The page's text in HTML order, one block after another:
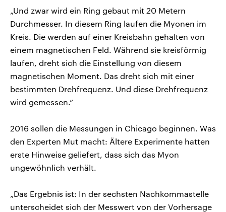
„Und zwar wird ein Ring gebaut mit 20 Metern
Durchmesser. In diesem Ring laufen die Myonen im
Kreis. Die werden auf einer Kreisbahn gehalten von
einem magnetischen Feld. Während sie kreisförmig
laufen, dreht sich die Einstellung von diesem
magnetischen Moment. Das dreht sich mit einer
bestimmten Drehfrequenz. Und diese Drehfrequenz
wird gemessen.“
2016 sollen die Messungen in Chicago beginnen. Was
den Experten Mut macht: Ältere Experimente hatten
erste Hinweise geliefert, dass sich das Myon
ungewöhnlich verhält.
„Das Ergebnis ist: In der sechsten Nachkommastelle
unterscheidet sich der Messwert von der Vorhersage